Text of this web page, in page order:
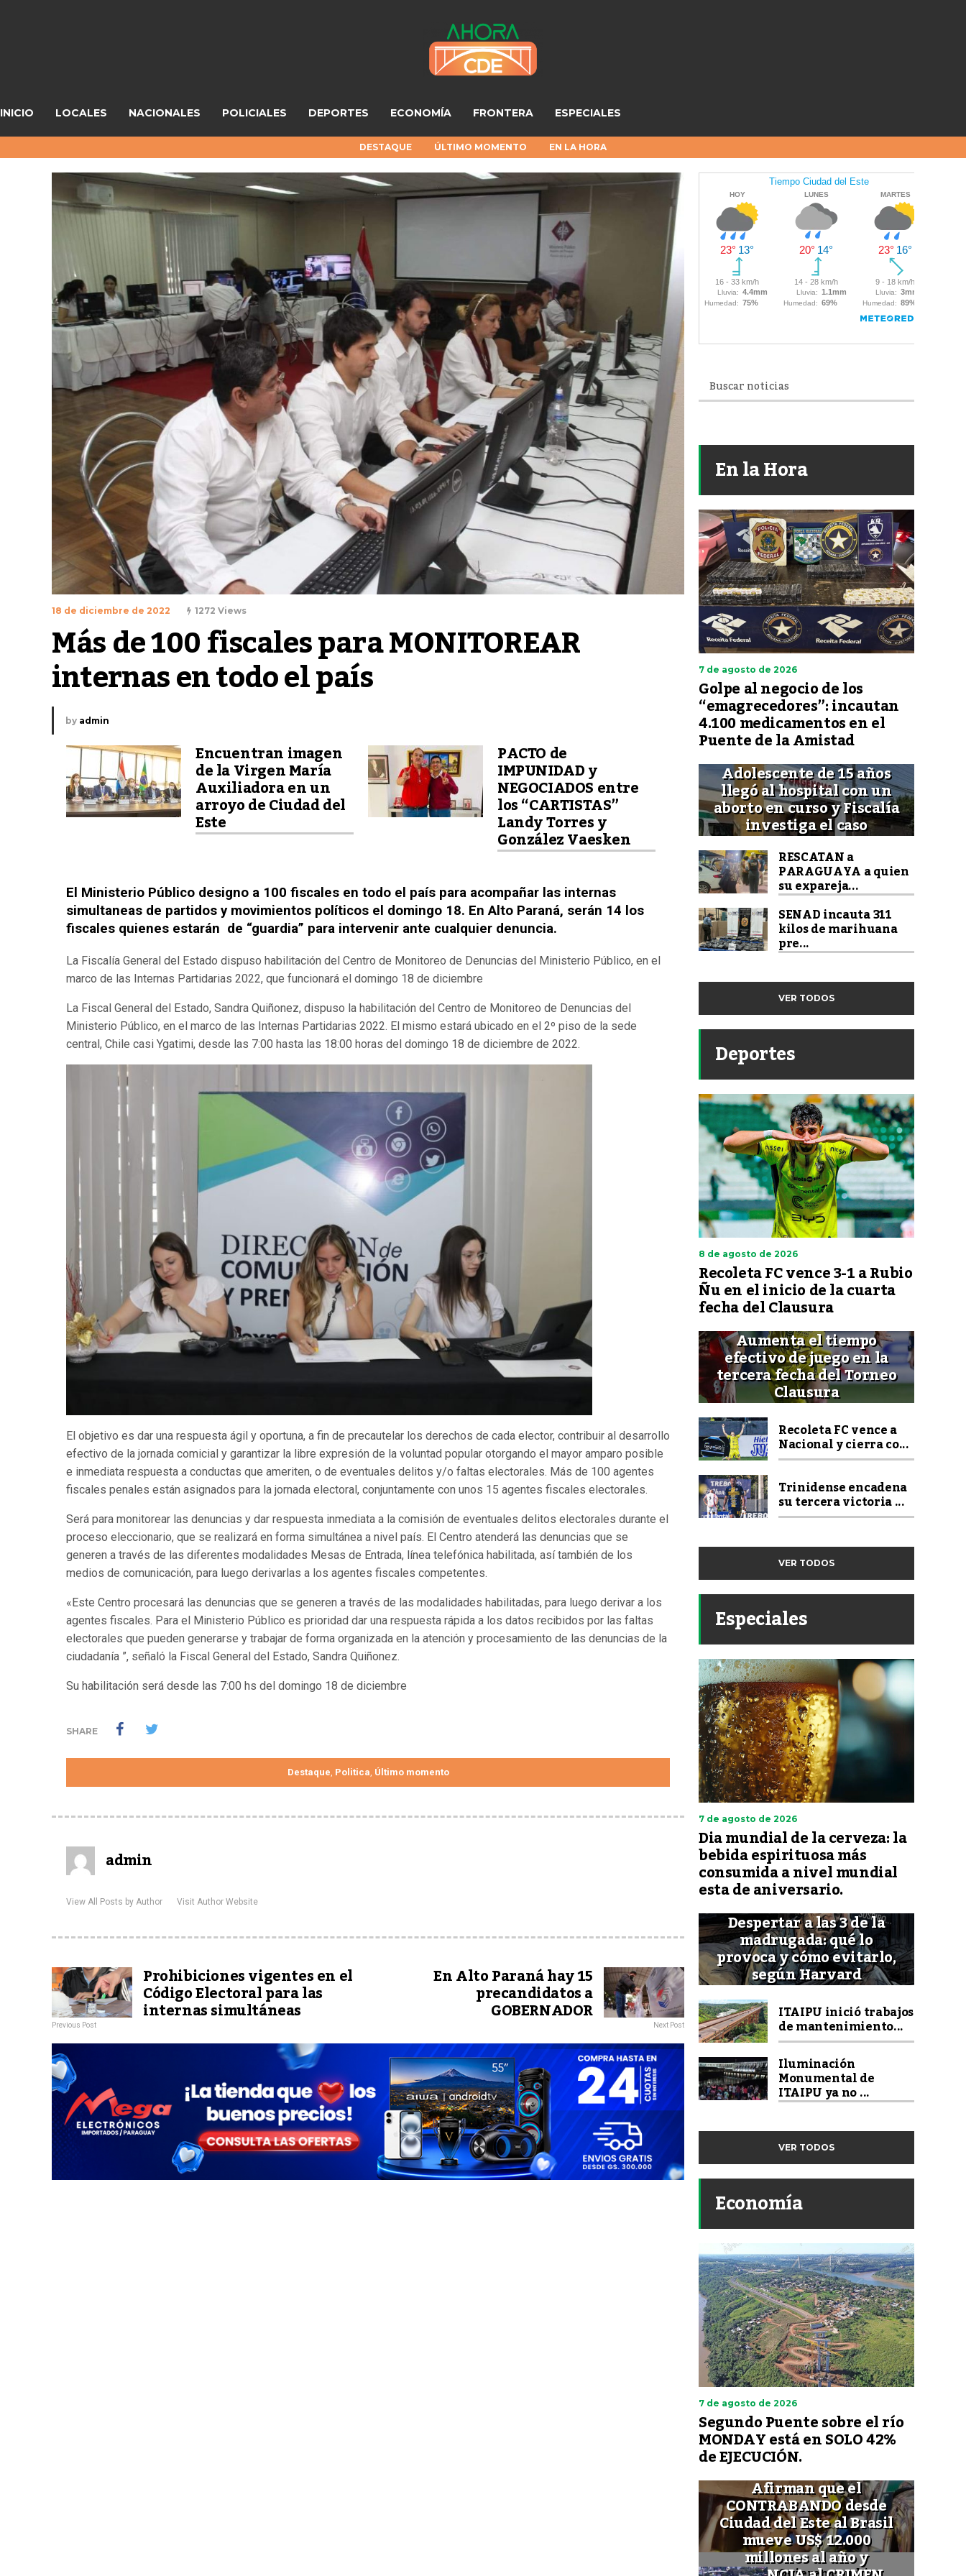
INICIO LOCALES NACIONALES POLICIALES DEPORTES ECONOMÍA FRONTERA ESPECIALES
DESTAQUE ÚLTIMO MOMENTO EN LA HORA
18 de diciembre de 2022 1272 Views
Más de 100 fiscales para MONITOREAR
internas en todo el país
by admin
Encuentran imagen
de la Virgen María
Auxiliadora en un
arroyo de Ciudad del
Este
PACTO de
IMPUNIDAD y
NEGOCIADOS entre
los “CARTISTAS”
Landy Torres y
González Vaesken
El Ministerio Público designo a 100 fiscales en todo el país para acompañar las internas
simultaneas de partidos y movimientos políticos el domingo 18. En Alto Paraná, serán 14 los
fiscales quienes estarán de “guardia” para intervenir ante cualquier denuncia.
La Fiscalía General del Estado dispuso habilitación del Centro de Monitoreo de Denuncias del Ministerio Público, en el
marco de las Internas Partidarias 2022, que funcionará el domingo 18 de diciembre
La Fiscal General del Estado, Sandra Quiñonez, dispuso la habilitación del Centro de Monitoreo de Denuncias del
Ministerio Público, en el marco de las Internas Partidarias 2022. El mismo estará ubicado en el 2º piso de la sede
central, Chile casi Ygatimi, desde las 7:00 hasta las 18:00 horas del domingo 18 de diciembre de 2022.
El objetivo es dar una respuesta ágil y oportuna, a fin de precautelar los derechos de cada elector, contribuir al desarrollo
efectivo de la jornada comicial y garantizar la libre expresión de la voluntad popular otorgando el mayor amparo posible
e inmediata respuesta a conductas que ameriten, o de eventuales delitos y/o faltas electorales. Más de 100 agentes
fiscales penales están asignados para la jornada electoral, conjuntamente con unos 15 agentes fiscales electorales.
Será para monitorear las denuncias y dar respuesta inmediata a la comisión de eventuales delitos electorales durante el
proceso eleccionario, que se realizará en forma simultánea a nivel país. El Centro atenderá las denuncias que se
generen a través de las diferentes modalidades Mesas de Entrada, línea telefónica habilitada, así también de los
medios de comunicación, para luego derivarlas a los agentes fiscales competentes.
«Este Centro procesará las denuncias que se generen a través de las modalidades habilitadas, para luego derivar a los
agentes fiscales. Para el Ministerio Público es prioridad dar una respuesta rápida a los datos recibidos por las faltas
electorales que pueden generarse y trabajar de forma organizada en la atención y procesamiento de las denuncias de la
ciudadanía ”, señaló la Fiscal General del Estado, Sandra Quiñonez.
Su habilitación será desde las 7:00 hs del domingo 18 de diciembre
SHARE
Destaque, Politica, Último momento
admin
View All Posts by Author Visit Author Website
Prohibiciones vigentes en el
Código Electoral para las
internas simultáneas
Previous Post
En Alto Paraná hay 15
precandidatos a
GOBERNADOR Next Post
En la Hora
7 de agosto de 2026
Golpe al negocio de los
“emagrecedores”: incautan
4.100 medicamentos en el
Puente de la Amistad
Adolescente de 15 años
llegó al hospital con un
aborto en curso y Fiscalía
investiga el caso
RESCATAN a
PARAGUAYA a quien
su expareja...
SENAD incauta 311
kilos de marihuana
pre...
VER TODOS
Deportes
8 de agosto de 2026
Recoleta FC vence 3-1 a Rubio
Ñu en el inicio de la cuarta
fecha del Clausura
Aumenta el tiempo
efectivo de juego en la
tercera fecha del Torneo
Clausura
Recoleta FC vence a
Nacional y cierra co...
Trinidense encadena
su tercera victoria ...
VER TODOS
Especiales
7 de agosto de 2026
Dia mundial de la cerveza: la
bebida espirituosa más
consumida a nivel mundial
esta de aniversario.
Despertar a las 3 de la
madrugada: qué lo
provoca y cómo evitarlo,
según Harvard
ITAIPU inició trabajos
de mantenimiento...
Iluminación
Monumental de
ITAIPU ya no ...
VER TODOS
Economía
7 de agosto de 2026
Segundo Puente sobre el río
MONDAY está en SOLO 42%
de EJECUCIÓN.
Afirman que el
CONTRABANDO desde
Ciudad del Este al Brasil
mueve US$ 12.000
millones al año y